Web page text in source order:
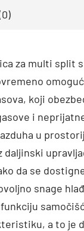
za multi
koji
i
u
da se
snage
a to je